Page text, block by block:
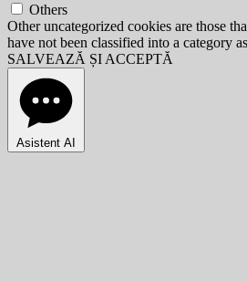
Others
Other uncategorized cookies are those
have not been classified into a category
SALVEAZĂ ȘI ACCEPTĂ
Asistent AI